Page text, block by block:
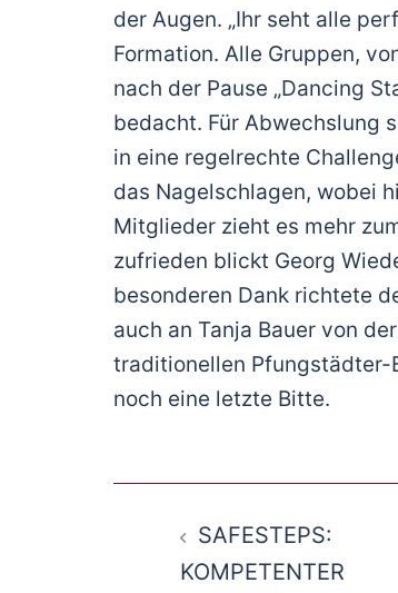
der Augen. „Ihr seht alle
Formation. Alle Gruppen,
nach der Pause „Dancing
bedacht. Für Abwechslung
in eine regelrechte
das Nagelschlagen, wobei
Mitglieder zieht es mehr
zufrieden blickt Georg
besonderen Dank richtete
auch an Tanja Bauer von
traditionellen Pfungstädter-
noch eine letzte Bitte.
SAFESTEPS:
KOMPETENTER